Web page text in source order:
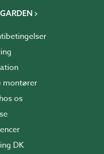
montører
os
DK